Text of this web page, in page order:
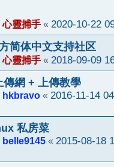
心靈捕手 « 2020-10-22
简体中文支持社区
心靈捕手 « 2018-09-09
傳網 + 上傳教學
hkbravo « 2016-11-14
私房菜
belle9145 « 2015-08-18